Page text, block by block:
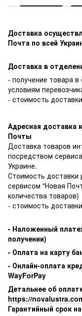
Доставка
Почта по всей
Доставка в
- получение товара
условиям
- стоимость
Адресная доставка
Почты
Доставка товаров
посредством
Украине.
Стоимость доставки
сервисом "Новая
количества товаров)
- стоимость
- Наложенный
получении)
- Оплата на карту
- Онлайн-оплата
WayForPay
Детальнее об
https://
Гарантийный срок